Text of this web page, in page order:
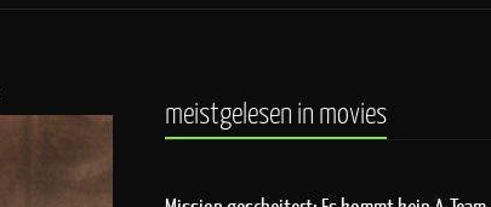
meistgelesen in movies